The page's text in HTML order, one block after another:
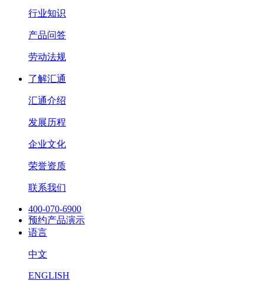
行业知识
产品问答
劳动法规
了解汇通
汇通介绍
发展历程
企业文化
荣誉资质
联系我们
400-070-6900
预约产品演示
语言
中文
ENGLISH